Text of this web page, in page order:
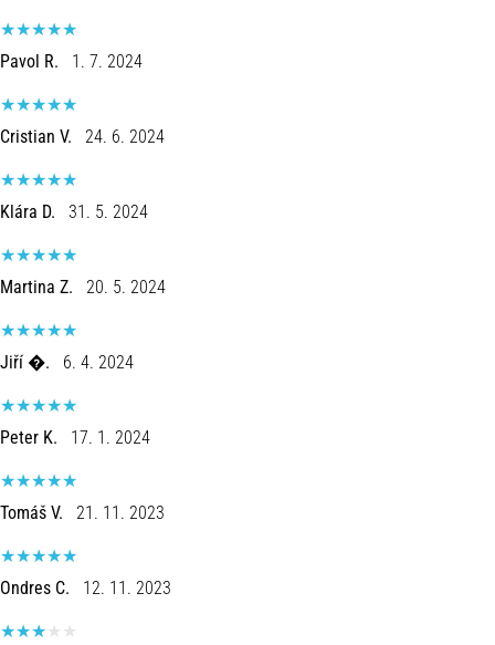
Pavol R. 1. 7. 2024
Cristian V. 24. 6. 2024
Klára D. 31. 5. 2024
Martina Z. 20. 5. 2024
Jiří �. 6. 4. 2024
Peter K. 17. 1. 2024
Tomáš V. 21. 11. 2023
Ondres C. 12. 11. 2023